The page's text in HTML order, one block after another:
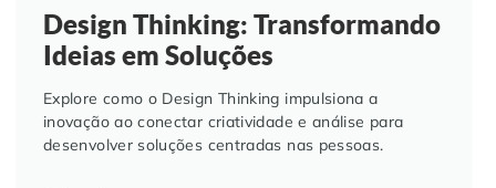
Design Thinking: Transformando
Ideias em Soluções
Explore como o Design Thinking impulsiona a
inovação ao conectar criatividade e análise para
desenvolver soluções centradas nas pessoas.